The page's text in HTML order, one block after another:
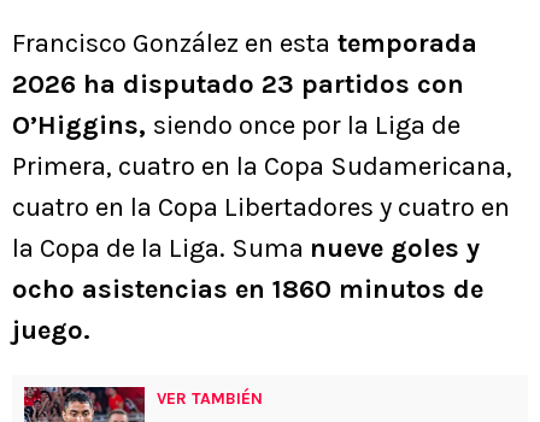
Francisco González en esta temporada
2026 ha disputado 23 partidos con
O’Higgins, siendo once por la Liga de
Primera, cuatro en la Copa Sudamericana,
cuatro en la Copa Libertadores y cuatro en
la Copa de la Liga. Suma nueve goles y
ocho asistencias en 1860 minutos de
juego.
VER TAMBIÉN